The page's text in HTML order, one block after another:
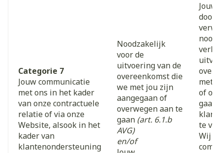
Categorie 7
Jouw communicatie
met ons in het kader
van onze contractuele
relatie of via onze
Website, alsook in het
kader van
klantenondersteuning
Noodzakelijk
voor de
uitvoering van de
overeenkomst die
we met jou zijn
aangegaan of
overwegen aan te
gaan (art. 6.1.b
AVG)
en/of
door
met
of
te
Wij